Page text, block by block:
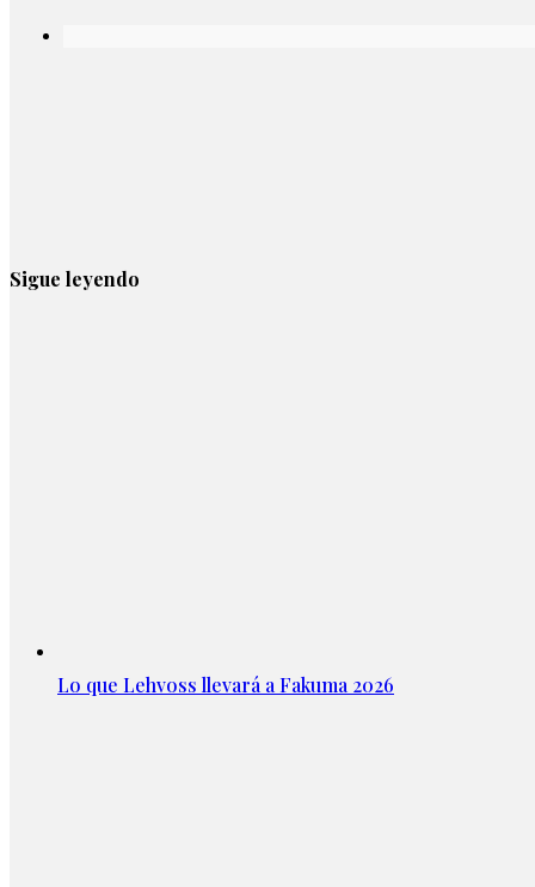
Sigue leyendo
Lo que Lehvoss llevará a Fakuma 2026